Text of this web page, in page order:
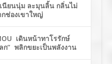
นียนนุ่ม ละมุนลิ้น กลิ่นไม่
กช่องเขาใหญ่
เดินหน้าทาโรรักษ์
ก” พลิกขยะเป็นพลังงาน